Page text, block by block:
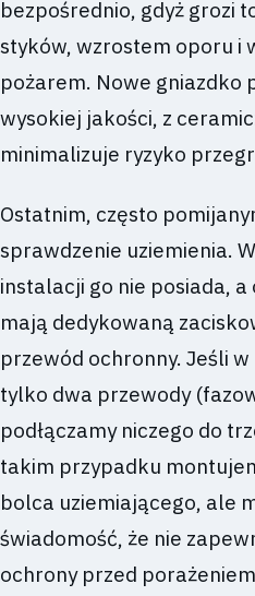
bezpośrednio, gdyż grozi
styków, wzrostem oporu i
pożarem. Nowe gniazdko
wysokiej jakości, z
minimalizuje ryzyko
Ostatnim, często
sprawdzenie uziemienia.
instalacji go nie posiada,
mają dedykowaną
przewód ochronny. Jeśli
tylko dwa przewody
podłączamy niczego do
takim przypadku
bolca uziemiającego, ale
świadomość, że nie
ochrony przed